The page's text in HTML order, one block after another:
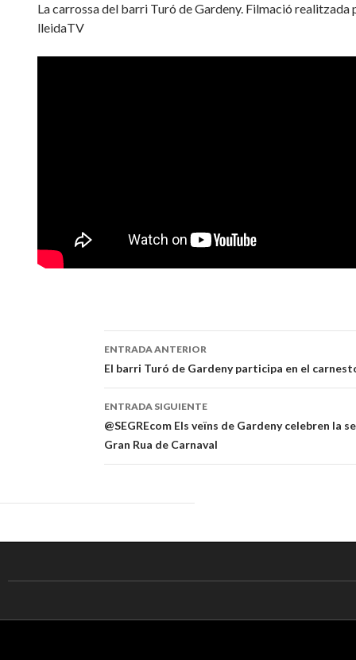
La carrossa del barri Turó de Gardeny. Filmació realitzada
lleidaTV
Navegación
de
entradas
ENTRADA ANTERIOR
El barri Turó de Gardeny participa en el
ENTRADA SIGUIENTE
@SEGREcom Els veïns de Gardeny celebren la
Gran Rua de Carnaval